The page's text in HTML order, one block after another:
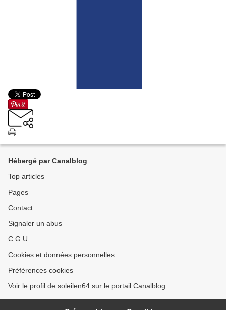
Hébergé par Canalblog
Top articles
Pages
Contact
Signaler un abus
C.G.U.
Cookies et données personnelles
Préférences cookies
Voir le profil de soleilen64 sur le portail Canalblog